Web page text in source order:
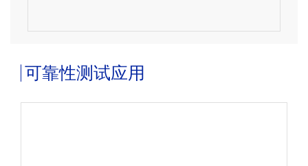
可靠性测试应用